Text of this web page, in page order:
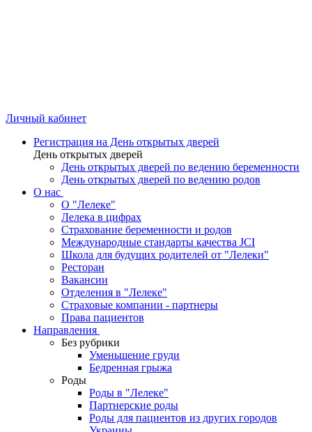
Личный кабинет
Регистрация на День открытых дверей
День открытых дверей
День открытых дверей по ведению беременности
День открытых дверей по ведению родов
О нас
О "Лелеке"
Лелека в цифрах
Страхование беременности и родов
Международные стандарты качества JCI
Школа для будущих родителей от "Лелеки"
Ресторан
Вакансии
Отделения в "Лелеке"
Страховые компании - партнеры
Права пациентов
Направления
Без рубрики
Уменьшение груди
Бедренная грыжа
Роды
Роды в "Лелеке"
Партнерские роды
Роды для пациентов из других городов